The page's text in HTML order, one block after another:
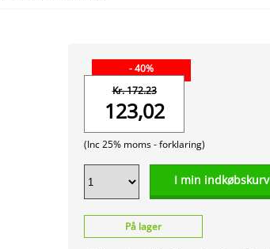
- 40%
Kr. 172.23
123,02
(Inc 25% moms -forklaring)
I min indkøbskurv
På lager